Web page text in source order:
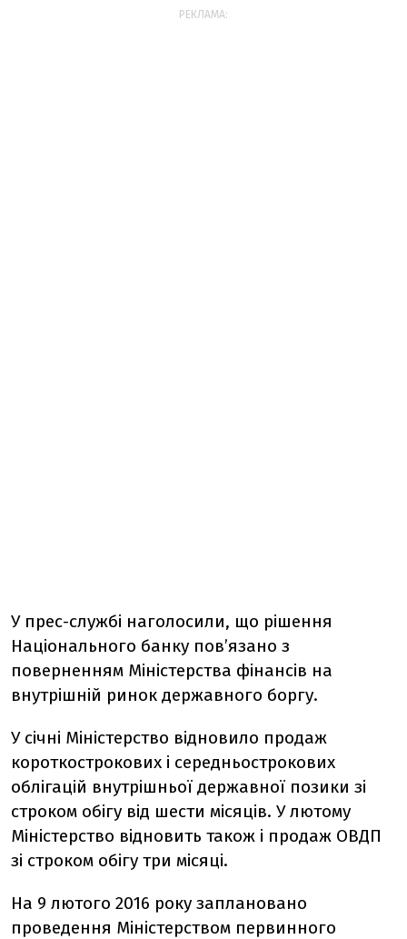
РЕКЛАМА:
У прес-службі наголосили, що рішення
Національного банку пов’язано з
поверненням Міністерства фінансів на
внутрішній ринок державного боргу.
У січні Міністерство відновило продаж
короткострокових і середньострокових
облігацій внутрішньої державної позики зі
строком обігу від шести місяців. У лютому
Міністерство відновить також і продаж ОВДП
зі строком обігу три місяці.
На 9 лютого 2016 року заплановано
проведення Міністерством первинного